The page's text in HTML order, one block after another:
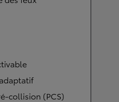
collision (PCS)